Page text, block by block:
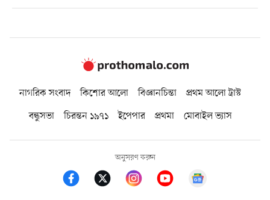
নাগরিক সংবাদ কিশোর আলো বিজ্ঞানচিন্তা
প্রথম আলো ট্রাস্ট
বন্ধুসভা
চিরন্তন ১৯৭১ ইপেপার প্রথমা মোবাইল ভ্যাস
অনুসরণ করুন